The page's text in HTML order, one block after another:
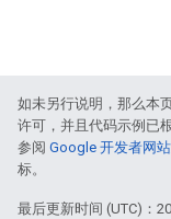
如未另行说明，那么本
许可，并且代码示例已
参阅 Google 开发者网
标。
最后更新时间 (UTC)：